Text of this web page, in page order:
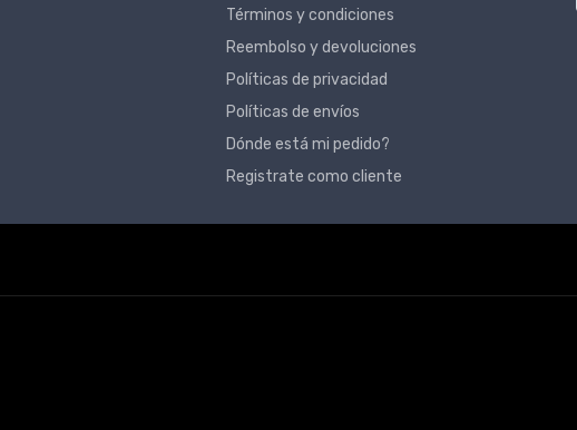
Términos y condiciones
Reembolso y devoluciones
Políticas de privacidad
Políticas de envíos
Dónde está mi pedido?
Registrate como cliente